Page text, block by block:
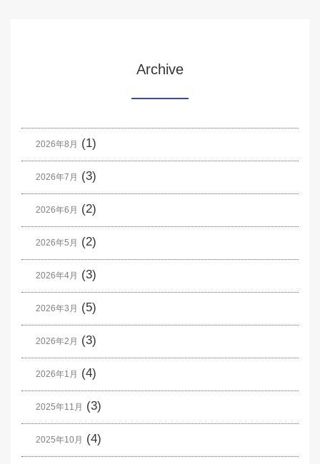
Archive
2026年8月 (1)
2026年7月 (3)
2026年6月 (2)
2026年5月 (2)
2026年4月 (3)
2026年3月 (5)
2026年2月 (3)
2026年1月 (4)
2025年11月 (3)
2025年10月 (4)